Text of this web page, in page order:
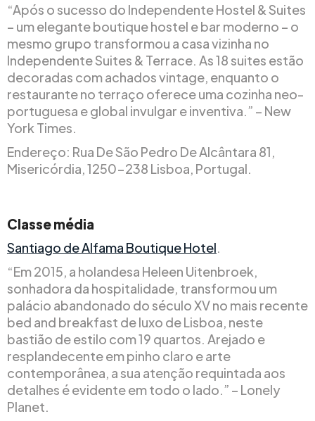
“Após o sucesso do Independente Hostel & Suites
– um elegante boutique hostel e bar moderno – o
mesmo grupo transformou a casa vizinha no
Independente Suites & Terrace. As 18 suites estão
decoradas com achados vintage, enquanto o
restaurante no terraço oferece uma cozinha neo-
portuguesa e global invulgar e inventiva.” – New
York Times.
Endereço: Rua De São Pedro De Alcântara 81,
Misericórdia, 1250-238 Lisboa, Portugal.
Classe média
Santiago de Alfama Boutique Hotel.
“Em 2015, a holandesa Heleen Uitenbroek,
sonhadora da hospitalidade, transformou um
palácio abandonado do século XV no mais recente
bed and breakfast de luxo de Lisboa, neste
bastião de estilo com 19 quartos. Arejado e
resplandecente em pinho claro e arte
contemporânea, a sua atenção requintada aos
detalhes é evidente em todo o lado.” – Lonely
Planet.